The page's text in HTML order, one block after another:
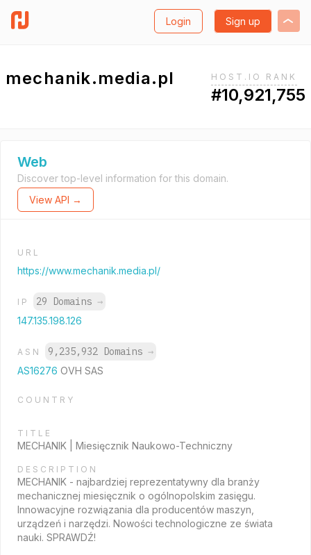
Login Sign up
mechanik.media.pl HOST.IO RANK
#10,921,755
Web
Discover top-level information for this domain.
View API →
URL
https://www.mechanik.media.pl/
IP 29 Domains →
147.135.198.126
ASN 9,235,932 Domains →
AS16276 OVH SAS
COUNTRY
TITLE
MECHANIK | Miesięcznik Naukowo-Techniczny
DESCRIPTION
MECHANIK - najbardziej reprezentatywny dla branży
mechanicznej miesięcznik o ogólnopolskim zasięgu.
Innowacyjne rozwiązania dla producentów maszyn,
urządzeń i narzędzi. Nowości technologiczne ze świata
nauki. SPRAWDŹ!